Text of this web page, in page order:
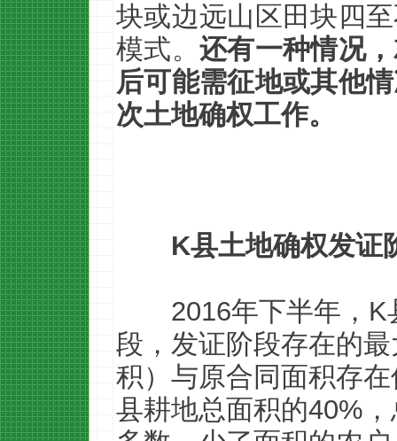
块或边远山区田块四
模式。 还有一种情况
后可能需征地或其他
次土地确权工作。
K县土地确权发证
2016年下半年，
段，发证阶段存在的
积）与原合同面积存
县耕地总面积的40%